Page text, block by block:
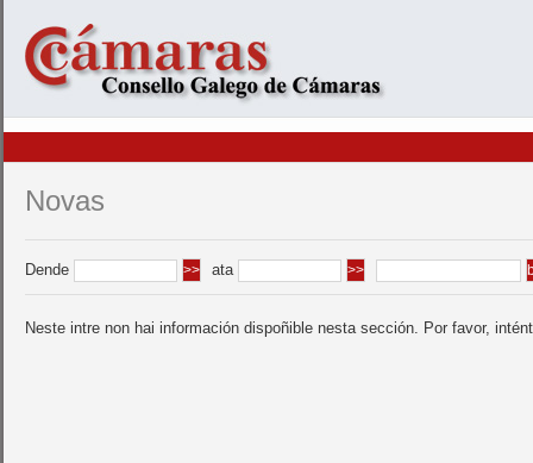
Novas
Dende ata
Neste intre non hai información dispoñible nesta sección. Por favor,